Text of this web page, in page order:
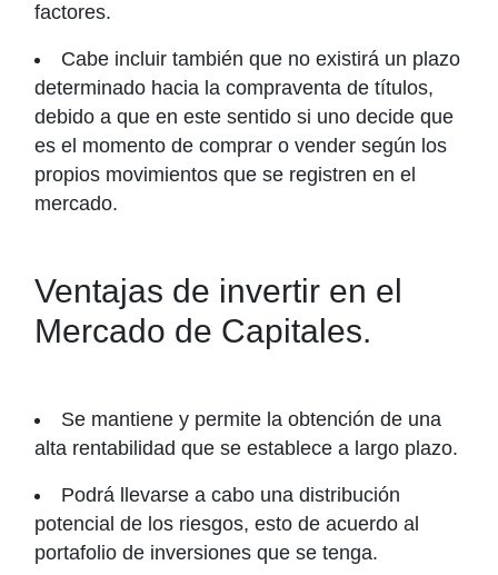
factores.
Cabe incluir también que no existirá un plazo
determinado hacia la compraventa de títulos,
debido a que en este sentido si uno decide que
es el momento de comprar o vender según los
propios movimientos que se registren en el
mercado.
Ventajas de invertir en el
Mercado de Capitales.
Se mantiene y permite la obtención de una
alta rentabilidad que se establece a largo plazo.
Podrá llevarse a cabo una distribución
potencial de los riesgos, esto de acuerdo al
portafolio de inversiones que se tenga.